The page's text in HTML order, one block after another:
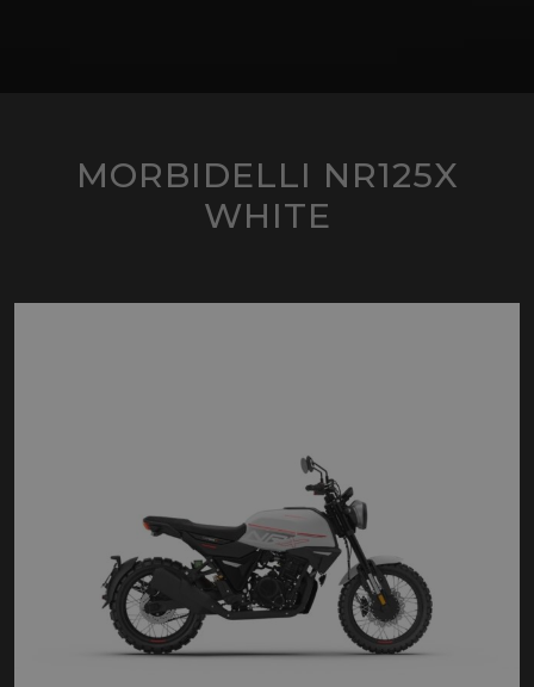
MORBIDELLI NR125X
WHITE